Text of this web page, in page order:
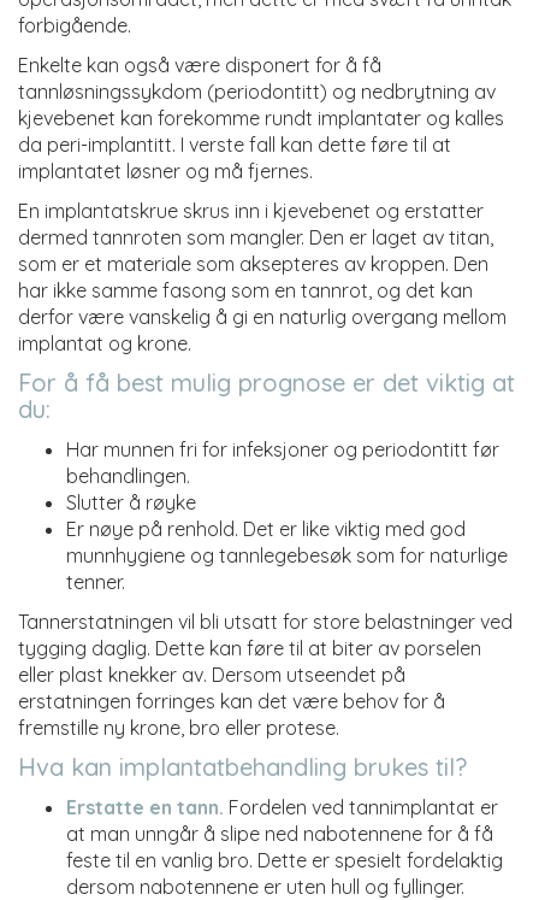
forbigående.
Enkelte kan også være disponert for å få
tannløsningssykdom (periodontitt) og nedbrytning av
kjevebenet kan forekomme rundt implantater og kalles
da peri-implantitt. I verste fall kan dette føre til at
implantatet løsner og må fjernes.
En implantatskrue skrus inn i kjevebenet og erstatter
dermed tannroten som mangler. Den er laget av titan,
som er et materiale som aksepteres av kroppen. Den
har ikke samme fasong som en tannrot, og det kan
derfor være vanskelig å gi en naturlig overgang mellom
implantat og krone.
For å få best mulig prognose er det viktig at
du:
Har munnen fri for infeksjoner og periodontitt før
behandlingen.
Slutter å røyke
Er nøye på renhold. Det er like viktig med god
munnhygiene og tannlegebesøk som for naturlige
tenner.
Tannerstatningen vil bli utsatt for store belastninger ved
tygging daglig. Dette kan føre til at biter av porselen
eller plast knekker av. Dersom utseendet på
erstatningen forringes kan det være behov for å
fremstille ny krone, bro eller protese.
Hva kan implantatbehandling brukes til?
Erstatte en tann. Fordelen ved tannimplantat er
at man unngår å slipe ned nabotennene for å få
feste til en vanlig bro. Dette er spesielt fordelaktig
dersom nabotennene er uten hull og fyllinger.